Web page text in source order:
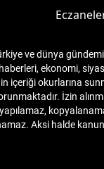
ve dünya
ekonomi,
içeriği okurlarına
İzin
Aksi halde kanuni